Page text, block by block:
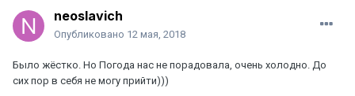
neoslavich
Опубликовано 12 мая, 2018
Было жёстко. Но Погода нас не порадовала, очень холодно. До
сих пор в себя не могу прийти)))